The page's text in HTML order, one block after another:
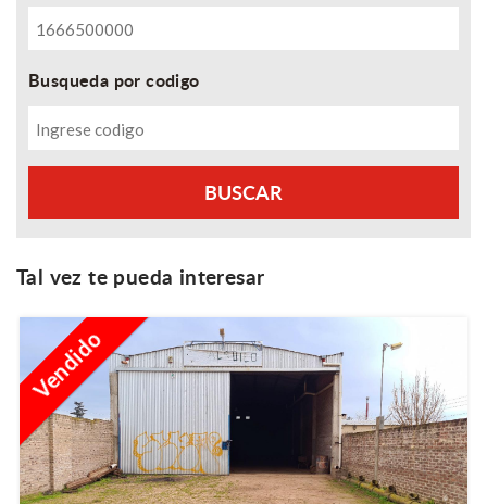
Busqueda por codigo
Tal vez te pueda interesar
Vendido